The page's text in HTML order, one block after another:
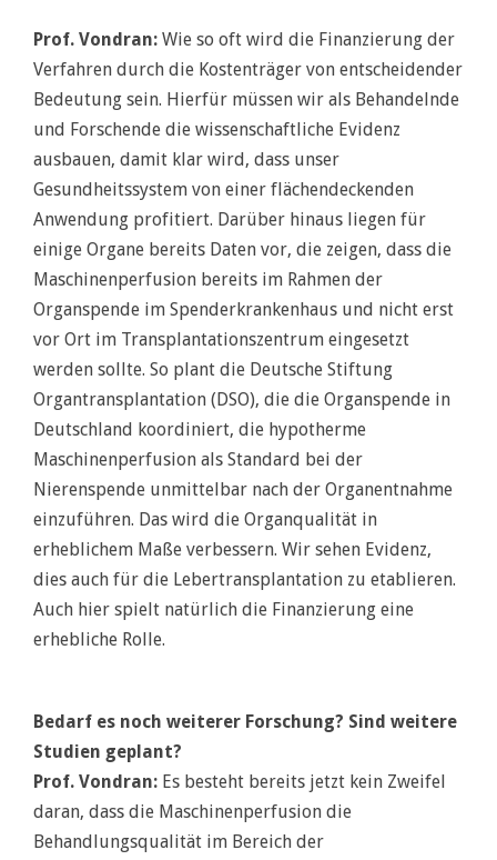
Prof. Vondran: Wie so oft wird die Finanzierung der
Verfahren durch die Kostenträger von entscheidender
Bedeutung sein. Hierfür müssen wir als Behandelnde
und Forschende die wissenschaftliche Evidenz
ausbauen, damit klar wird, dass unser
Gesundheitssystem von einer flächendeckenden
Anwendung profitiert. Darüber hinaus liegen für
einige Organe bereits Daten vor, die zeigen, dass die
Maschinenperfusion bereits im Rahmen der
Organspende im Spenderkrankenhaus und nicht erst
vor Ort im Transplantationszentrum eingesetzt
werden sollte. So plant die Deutsche Stiftung
Organtransplantation (DSO), die die Organspende in
Deutschland koordiniert, die hypotherme
Maschinenperfusion als Standard bei der
Nierenspende unmittelbar nach der Organentnahme
einzuführen. Das wird die Organqualität in
erheblichem Maße verbessern. Wir sehen Evidenz,
dies auch für die Lebertransplantation zu etablieren.
Auch hier spielt natürlich die Finanzierung eine
erhebliche Rolle.
Bedarf es noch weiterer Forschung? Sind weitere
Studien geplant?
Prof. Vondran: Es besteht bereits jetzt kein Zweifel
daran, dass die Maschinenperfusion die
Behandlungsqualität im Bereich der